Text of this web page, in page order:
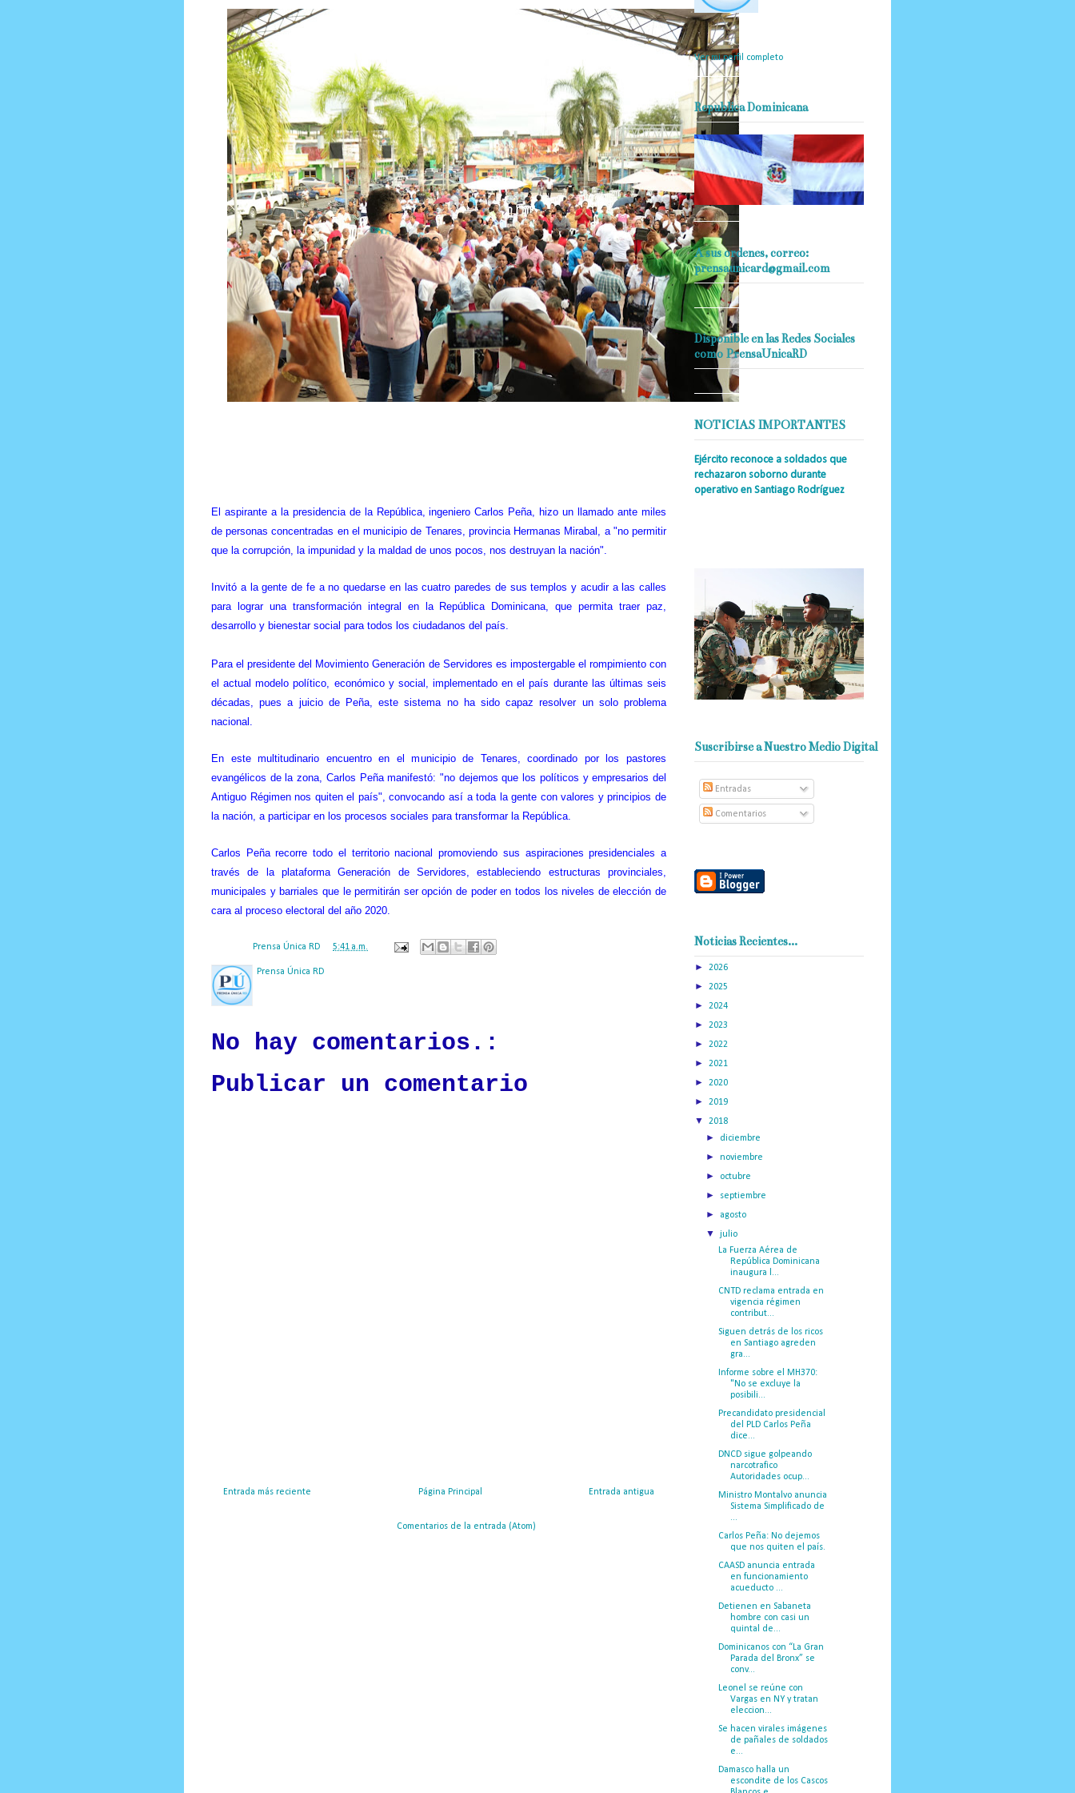
El aspirante a la presidencia de la República, ingeniero Carlos Peña, hizo un llamado ante miles
de personas concentradas en el municipio de Tenares, provincia Hermanas Mirabal, a "no permitir
que la corrupción, la impunidad y la maldad de unos pocos, nos destruyan la nación".
Invitó a la gente de fe a no quedarse en las cuatro paredes de sus templos y acudir a las calles
para lograr una transformación integral en la República Dominicana, que permita traer paz,
desarrollo y bienestar social para todos los ciudadanos del país.
Para el presidente del Movimiento Generación de Servidores es impostergable el rompimiento con
el actual modelo político, económico y social, implementado en el país durante las últimas seis
décadas, pues a juicio de Peña, este sistema no ha sido capaz resolver un solo problema
nacional.
En este multitudinario encuentro en el municipio de Tenares, coordinado por los pastores
evangélicos de la zona, Carlos Peña manifestó: "no dejemos que los políticos y empresarios del
Antiguo Régimen nos quiten el país", convocando así a toda la gente con valores y principios de
la nación, a participar en los procesos sociales para transformar la República.
Carlos Peña recorre todo el territorio nacional promoviendo sus aspiraciones presidenciales a
través de la plataforma Generación de Servidores, estableciendo estructuras provinciales,
municipales y barriales que le permitirán ser opción de poder en todos los niveles de elección de
cara al proceso electoral del año 2020.
Prensa Única RD 5:41 a.m.
Prensa Única RD
No hay comentarios.:
Publicar un comentario
Entrada más reciente Entrada antigua
Página Principal
Comentarios de la entrada (Atom)
objetividad, veracidad y criterio
periodístico en todo momento.
Ver mi perfil completo
Republica Dominicana
A sus ordenes, correo:
prensaunicard@gmail.com
Disponible en las Redes Sociales
como PrensaUnicaRD
NOTICIAS IMPORTANTES
Ejército reconoce a soldados que
rechazaron soborno durante
operativo en Santiago Rodríguez
Suscribirse a Nuestro Medio Digital
Entradas
Comentarios
Noticias Recientes...
► 2026
► 2025
► 2024
► 2023
► 2022
► 2021
► 2020
► 2019
▼ 2018
► diciembre
►noviembre
► octubre
► septiembre
► agosto
▼julio
La Fuerza Aérea de
República Dominicana
inaugura l...
CNTD reclama entrada en
vigencia régimen
contribut...
Siguen detrás de los ricos
en Santiago agreden
gra...
Informe sobre el MH370:
"No se excluye la
posibili...
Precandidato presidencial
del PLD Carlos Peña
dice...
DNCD sigue golpeando
narcotrafico
Autoridades ocup...
Ministro Montalvo anuncia
Sistema Simplificado de
...
Carlos Peña: No dejemos
que nos quiten el país.
CAASD anuncia entrada
en funcionamiento
acueducto ...
Detienen en Sabaneta
hombre con casi un
quintal de...
Dominicanos con “La Gran
Parada del Bronx” se
conv...
Leonel se reúne con
Vargas en NY y tratan
eleccion...
Se hacen virales imágenes
de pañales de soldados
e...
Damasco halla un
escondite de los Cascos